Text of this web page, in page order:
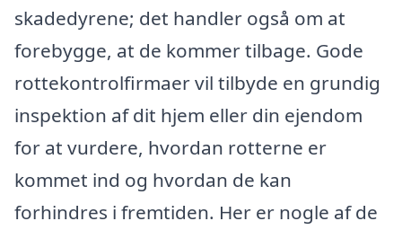
skadedyrene; det handler også om at
forebygge, at de kommer tilbage. Gode
rottekontrolfirmaer vil tilbyde en grundig
inspektion af dit hjem eller din ejendom
for at vurdere, hvordan rotterne er
kommet ind og hvordan de kan
forhindres i fremtiden. Her er nogle af de